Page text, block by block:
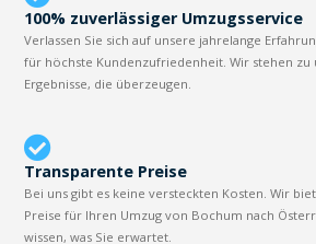
100% zuverlässiger Umzugsservice
Verlassen Sie sich auf unsere jahrelange
für höchste Kundenzufriedenheit. Wir stehen
Ergebnisse, die überzeugen.
Transparente Preise
Bei uns gibt es keine versteckten Kosten. Wir
Preise für Ihren Umzug von Bochum nach
wissen, was Sie erwartet.